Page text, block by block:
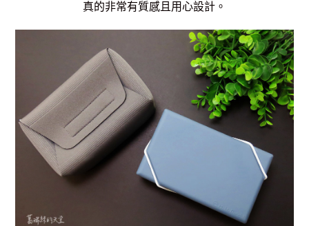
真的非常有質感且用心設計。